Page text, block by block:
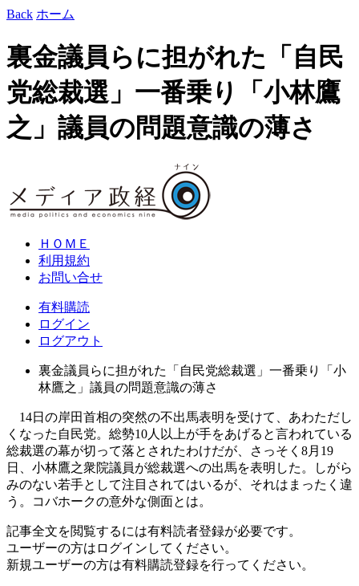
Back ホーム
裏金議員らに担がれた「自民
党総裁選」一番乗り「小林鷹
之」議員の問題意識の薄さ
ＨＯＭＥ
利用規約
お問い合せ
有料購読
ログイン
ログアウト
裏金議員らに担がれた「自民党総裁選」一番乗り「小
林鷹之」議員の問題意識の薄さ
14日の岸田首相の突然の不出馬表明を受けて、あわただし
くなった自民党。総勢10人以上が手をあげると言われている
総裁選の幕が切って落とされたわけだが、さっそく8月19
日、小林鷹之衆院議員が総裁選への出馬を表明した。しがら
みのない若手として注目されてはいるが、それはまったく違
う。コバホークの意外な側面とは。
記事全文を閲覧するには有料読者登録が必要です。
ユーザーの方はログインしてください。
新規ユーザーの方は有料購読登録を行ってください。